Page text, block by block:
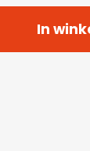
In